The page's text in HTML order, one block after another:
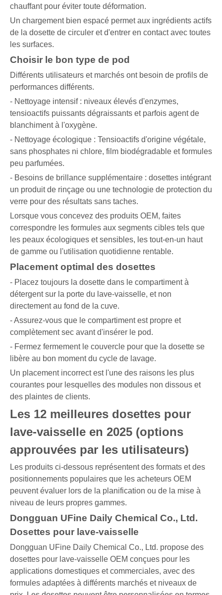
chauffant pour éviter toute déformation.
Un chargement bien espacé permet aux ingrédients actifs
de la dosette de circuler et d'entrer en contact avec toutes
les surfaces.
Choisir le bon type de pod
Différents utilisateurs et marchés ont besoin de profils de
performances différents.
- Nettoyage intensif : niveaux élevés d'enzymes,
tensioactifs puissants dégraissants et parfois agent de
blanchiment à l'oxygène.
- Nettoyage écologique : Tensioactifs d'origine végétale,
sans phosphates ni chlore, film biodégradable et formules
peu parfumées.
- Besoins de brillance supplémentaire : dosettes intégrant
un produit de rinçage ou une technologie de protection du
verre pour des résultats sans taches.
Lorsque vous concevez des produits OEM, faites
correspondre les formules aux segments cibles tels que
les peaux écologiques et sensibles, les tout-en-un haut
de gamme ou l'utilisation quotidienne rentable.
Placement optimal des dosettes
- Placez toujours la dosette dans le compartiment à
détergent sur la porte du lave-vaisselle, et non
directement au fond de la cuve.
- Assurez-vous que le compartiment est propre et
complètement sec avant d'insérer le pod.
- Fermez fermement le couvercle pour que la dosette se
libère au bon moment du cycle de lavage.
Un placement incorrect est l'une des raisons les plus
courantes pour lesquelles des modules non dissous et
des plaintes de clients.
Les 12 meilleures dosettes pour
lave-vaisselle en 2025 (options
approuvées par les utilisateurs)
Les produits ci-dessous représentent des formats et des
positionnements populaires que les acheteurs OEM
peuvent évaluer lors de la planification ou de la mise à
niveau de leurs propres gammes.
Dongguan UFine Daily Chemical Co., Ltd.
Dosettes pour lave-vaisselle
Dongguan UFine Daily Chemical Co., Ltd. propose des
dosettes pour lave-vaisselle OEM conçues pour les
applications domestiques et commerciales, avec des
formules adaptées à différents marchés et niveaux de